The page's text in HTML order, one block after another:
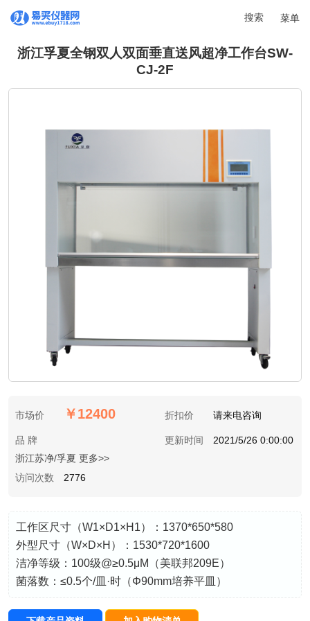
搜索 菜单
浙江孚夏全钢双人双面垂直送风超净工作台SW-
CJ-2F
市场价 ￥12400 折扣价 请来电咨询
品 牌
浙江苏净/孚夏 更多>>
更新时间 2021/5/26 0:00:00
访问次数 2776
工作区尺寸（W1×D1×H1）：1370*650*580
外型尺寸（W×D×H）：1530*720*1600
洁净等级：100级@≥0.5μM（美联邦209E）
菌落数：≤0.5个/皿·时（Φ90mm培养平皿）